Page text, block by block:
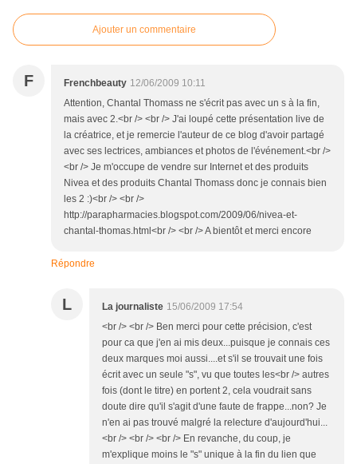
Ajouter un commentaire
F Frenchbeauty 12/06/2009 10:11
Attention, Chantal Thomass ne s'écrit pas avec un s à la fin,
mais avec 2.<br /> <br /> J'ai loupé cette présentation live de
la créatrice, et je remercie l'auteur de ce blog d'avoir partagé
avec ses lectrices, ambiances et photos de l'événement.<br />
<br /> Je m'occupe de vendre sur Internet et des produits
Nivea et des produits Chantal Thomass donc je connais bien
les 2 :)<br /> <br />
http://parapharmacies.blogspot.com/2009/06/nivea-et-
chantal-thomas.html<br /> <br /> A bientôt et merci encore
Répondre
L La journaliste 15/06/2009 17:54
<br /> <br /> Ben merci pour cette précision, c'est
pour ca que j'en ai mis deux...puisque je connais ces
deux marques moi aussi....et s'il se trouvait une fois
écrit avec un seule "s", vu que toutes les<br /> autres
fois (dont le titre) en portent 2, cela voudrait sans
doute dire qu'il s'agit d'une faute de frappe...non? Je
n'en ai pas trouvé malgré la relecture d'aujourd'hui...
<br /> <br /> <br /> En revanche, du coup, je
m'explique moins le "s" unique à la fin du lien que